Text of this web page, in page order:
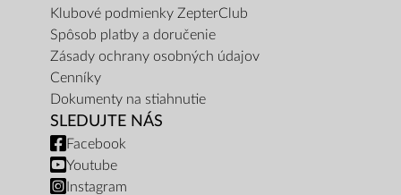
Klubové podmienky ZepterClub
Spôsob platby a doručenie
Zásady ochrany osobných údajov
Cenníky
Dokumenty na stiahnutie
SLEDUJTE NÁS
Facebook
Youtube
Instagram